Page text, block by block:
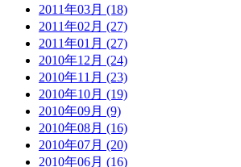
2011年03月 (18)
2011年02月 (27)
2011年01月 (27)
2010年12月 (24)
2010年11月 (23)
2010年10月 (19)
2010年09月 (9)
2010年08月 (16)
2010年07月 (20)
2010年06月 (16)